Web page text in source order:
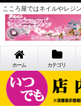
こころ屋ではネイルやレジ
ホーム カテゴリ